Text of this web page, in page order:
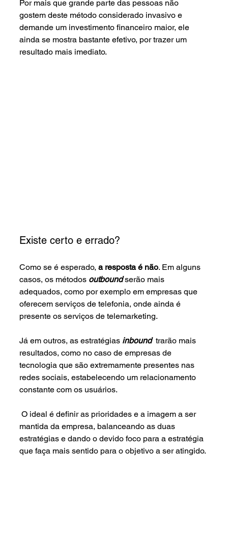
Por mais que grande parte das pessoas não
gostem deste método considerado invasivo e
demande um investimento financeiro maior, ele
ainda se mostra bastante efetivo, por trazer um
resultado mais imediato.
Existe certo e errado?
Como se é esperado, a resposta é não. Em alguns
casos, os métodos outbound serão mais
adequados, como por exemplo em empresas que
oferecem serviços de telefonia, onde ainda é
presente os serviços de telemarketing.
Já em outros, as estratégias inbound trarão mais
resultados, como no caso de empresas de
tecnologia que são extremamente presentes nas
redes sociais, estabelecendo um relacionamento
constante com os usuários.
mantida da empresa, balanceando as duas
estratégias e dando o devido foco para a estratégia
que faça mais sentido para o objetivo a ser atingido.